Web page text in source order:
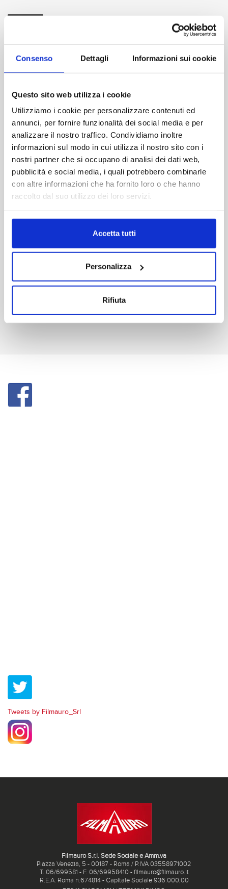
Consenso Dettagli Informazioni sui cookie
Questo sito web utilizza i cookie
Utilizziamo i cookie per personalizzare contenuti ed
annunci, per fornire funzionalità dei social media e per
analizzare il nostro traffico. Condividiamo inoltre
informazioni sul modo in cui utilizza il nostro sito con i
nostri partner che si occupano di analisi dei dati web,
pubblicità e social media, i quali potrebbero combinarle
con altre informazioni che ha fornito loro o che hanno
raccolto dal suo utilizzo dei loro servizi.
Accetta tutti
Personalizza
Rifiuta
Durata:90 min
Formato video:16/9 - 1.85:1
italiano stereo
italiano dolby digital 5.1
Contenuti extra:
MENÙ ANIMATI - SELEZIONE SCENE - SPECIALE
AMICI...SUL SET - INTERVISTE - TV SPOT - TRAILER
Codice EAN:8016024026898
DIGITAL DOWNLOAD
Tweets by Filmauro_Srl
Filmauro S.r.l. Sede Sociale e Amm.va
Piazza Venezia, 5 - 00187 - Roma / P.IVA 03558971002
T. 06/699581 - F. 06/69958410 - filmauro@filmauro.it
R.E.A. Roma n.674814 - Capitale Sociale 936.000,00